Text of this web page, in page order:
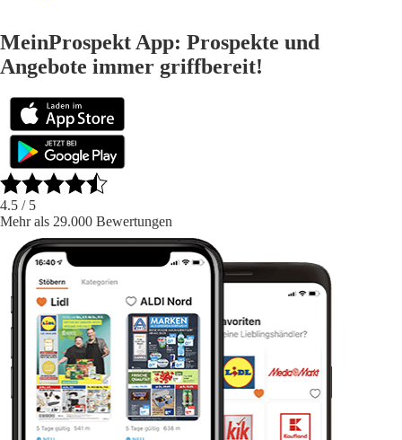
MeinProspekt App: Prospekte und
Angebote immer griffbereit!
4.5 / 5
Mehr als 29.000 Bewertungen